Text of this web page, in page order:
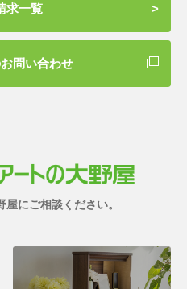
求一覧
問い合わせ
にご相談ください。